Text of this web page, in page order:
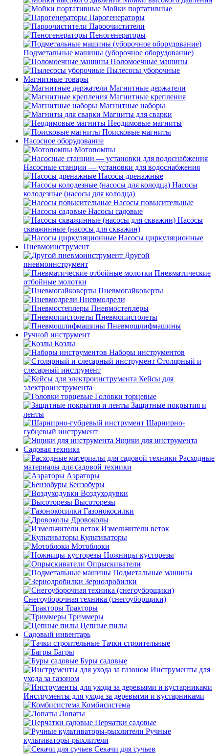
Мойки портативные
Парогенераторы
Пароочистители
Пеногенераторы
Подметальные машины (уборочное оборудование)
Поломоечные машины
Пылесосы уборочные
Магнитные товары
Магнитные держатели
Магнитные крепления
Магнитные наборы
Магниты для сварки
Неодимовые магниты
Поисковые магниты
Насосное оборудование
Мотопомпы
Насосные станции — установки для водоснабжения
Насосы дренажные
Насосы
колодезные (насосы для колодца)
Насосы повысительные
Насосы садовые
Насосы
скважинные (насосы для скважин)
Насосы циркуляционные
Пневмоинструмент
Другой
пневмоинструмент
Пневматические
отбойные молотки
Пневмогайковерты
Пневмодрели
Пневмостеплеры
Пневмопистолеты
Пневмошлифмашины
Ручной инструмент
Козлы
Наборы инструментов
Столярный и
слесарный инструмент
Кейсы для
электроинструмента
Головки торцевые
Защитные покрытия и
ленты
Шарнирно-
губцевый инструмент
Ящики для инструмента
Садовая техника
Расходные
материалы для садовой техники
Аэраторы
Бензобуры
Воздуходувки
Высоторезы
Газонокосилки
Дровоколы
Измельчители веток
Культиваторы
Мотоблоки
Ножницы-кусторезы
Опрыскиватели
Подметальные машины
Зернодробилки
Снегоуборочная техника (снегоуборщики)
Тракторы
Триммеры
Цепные пилы
Садовый инвентарь
Тачки строительные
Багры
Буры садовые
Инструменты для
ухода за газоном
Инструменты для ухода за деревьями и кустарниками
Комбисистема
Лопаты
Перчатки садовые
Ручные
культиваторы-рыхлители
Секачи для сучьев